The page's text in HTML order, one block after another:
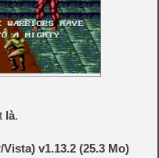
là.
v1.13.2 (25.3 Mo)